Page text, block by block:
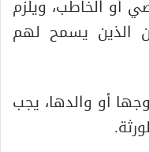
أو الخاطب، ويلزم
الذين يسمح لهم
أو والدها، يجب